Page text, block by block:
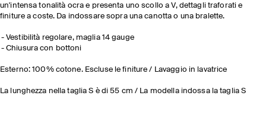
un'intensa tonalità ocra e presenta uno scollo a V, dettagli traforati e
finiture a coste. Da indossare sopra una canotta o una bralette.
Vestibilità regolare, maglia 14 gauge
Chiusura con bottoni
Esterno: 100% cotone. Escluse le finiture / Lavaggio in lavatrice
La lunghezza nella taglia S è di 55 cm / La modella indossa la taglia S